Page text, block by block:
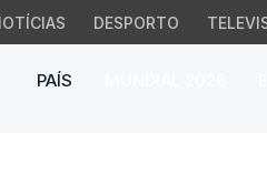
DESPORTO
PAÍS
e